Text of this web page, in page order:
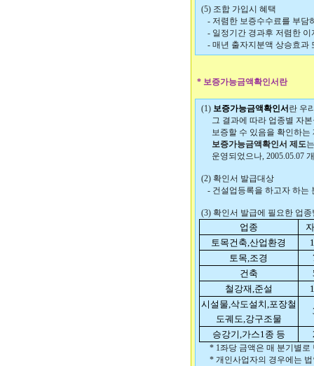
(5) 조합 가입시 혜택
- 저렴한 보증수수료를 부담
- 일정기간 경과후 저렴한 이
- 매년 출자지분액 상승효과
* 보증가능금액확인서란
(1) 보증가능금액확인서 란 우
그 결과에 따라 업종별 자본
보증할 수 있음을 확인하는
보증가능금액확인서 제도
운영되었으나, 2005.05.07
(2) 확인서 발급대상
- 건설업등록을 하고자 하는
(3) 확인서 발급에 필요한 업
업종
토목건축,산업환경
토목,조경
건축
철강재,준설
시설물,삭도설치,포장철
도궤도,강구조물
승강기,가스1종 등
* 1좌당 금액은 매 분기별로
* 개인사업자의 경우에는 법